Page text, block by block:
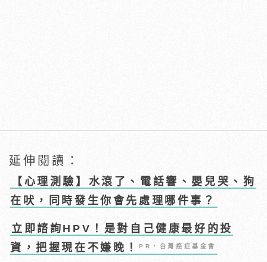
延伸閱讀：
【心理測驗】水滾了、電話響、嬰兒哭、狗
在吠，同時發生你會先處理哪件事？
立即諮詢HPV！是對自己健康最好的投
資，把握現在不嫌晚！PR・台灣癌症基金會